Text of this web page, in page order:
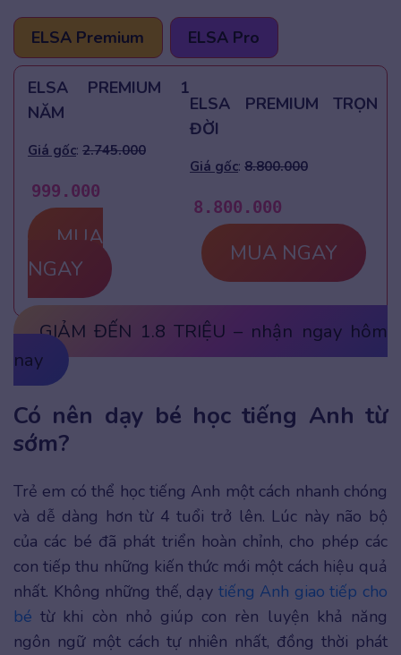
ELSA Premium ELSA Pro
ELSA PREMIUM 1
NĂM
Giá gốc: 2.745.000
999.000
MUA
NGAY
ELSA PREMIUM TRỌN
ĐỜI
Giá gốc:8.800.000
8.800.000
MUA NGAY
GIẢM ĐẾN 1.8 TRIỆU – nhận ngay hôm
nay
Có nên dạy bé học tiếng Anh từ
sớm?
Trẻ em có thể học tiếng Anh một cách nhanh chóng
và dễ dàng hơn từ 4 tuổi trở lên. Lúc này não bộ
của các bé đã phát triển hoàn chỉnh, cho phép các
con tiếp thu những kiến thức mới một cách hiệu quả
nhất. Không những thế, dạy tiếng Anh giao tiếp cho
bé từ khi còn nhỏ giúp con rèn luyện khả năng
ngôn ngữ một cách tự nhiên nhất, đồng thời phát